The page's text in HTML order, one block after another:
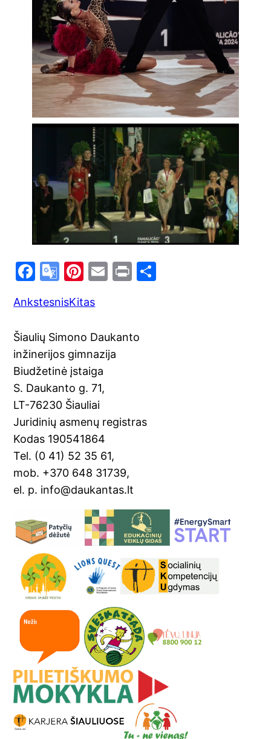
F
c
e
b
o
o
k
G
o
gl
e
Tr
a
n
sl
at
e
Pi
er
e
st
E
l
Pr
AnkstesnisKitas
Šiaulių Simono Daukanto
inžinerijos gimnazija
Biudžetinė įstaiga
S. Daukanto g. 71,
LT-76230 Šiauliai
Juridinių asmenų registras
Kodas 190541864
Tel. (0 41) 52 35 61,
mob. +370 648 31739,
el. p. info@daukantas.lt